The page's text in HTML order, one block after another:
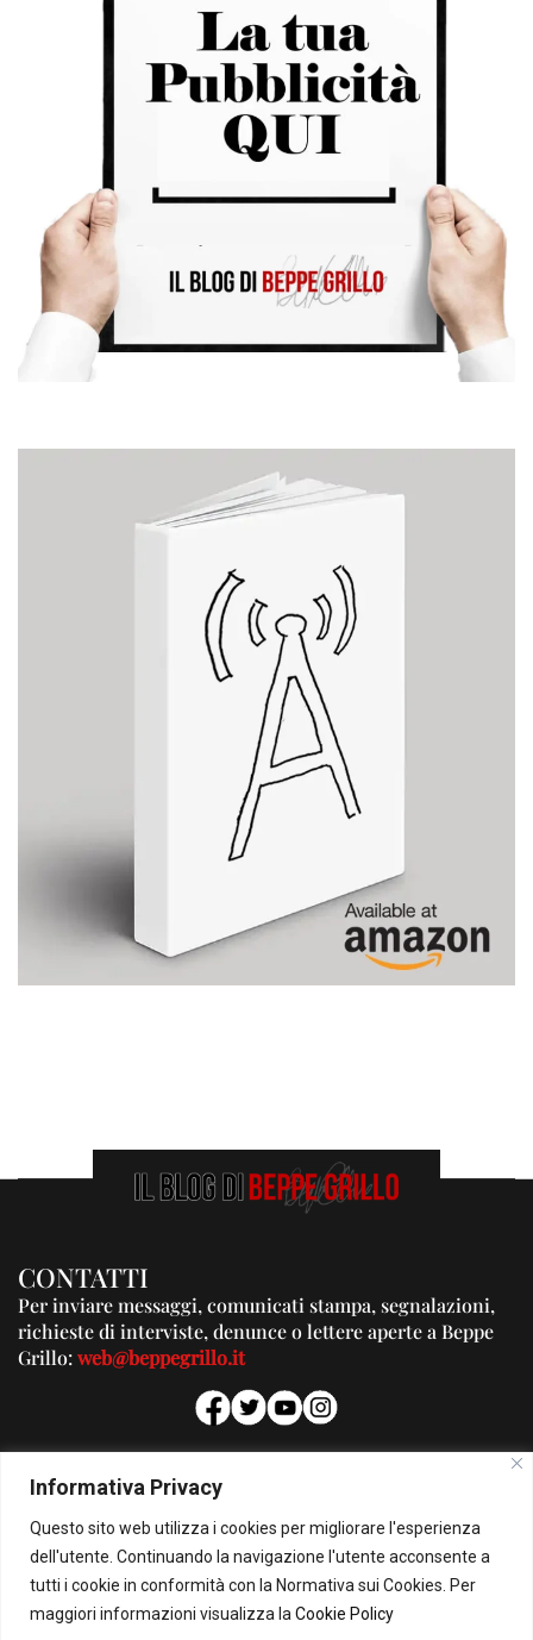
Informativa Privacy
Questo sito web utilizza i cookies per migliorare l'esperienza
dell'utente. Continuando la navigazione l'utente acconsente a
tutti i cookie in conformità con la Normativa sui Cookies. Per
maggiori informazioni visualizza la Cookie Policy
CONTATTI
Per inviare messaggi, comunicati stampa, segnalazioni,
richieste di interviste, denunce o lettere aperte a Beppe
Grillo:web@beppegrillo.it
PUBBLICITA'
Per la tua pubblicità su questo Blog:
pubblicita@beppegrillo.it